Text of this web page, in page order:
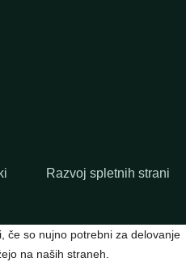
Razvoj spletnih strani
če so nujno potrebni za delovanje
na naših straneh.